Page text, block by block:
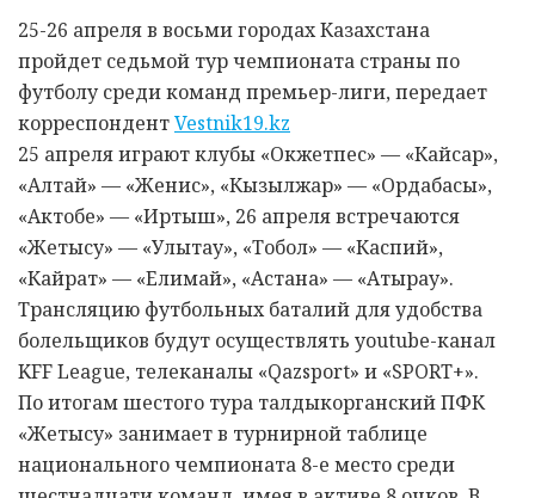
25-26 апреля в восьми городах Казахстана
пройдет седьмой тур чемпионата страны по
футболу среди команд премьер-лиги, передает
корреспондентVestnik19.kz
25 апреля играют клубы «Окжетпес» — «Кайсар»,
«Алтай» — «Женис», «Кызылжар» — «Ордабасы»,
«Актобе» — «Иртыш», 26 апреля встречаются
«Жетысу» — «Улытау», «Тобол» — «Каспий»,
«Кайрат» — «Елимай», «Астана» — «Атырау».
Трансляцию футбольных баталий для удобства
болельщиков будут осуществлять youtube-канал
KFF League, телеканалы «Qazsport» и «SPORT+».
По итогам шестого тура талдыкорганский ПФК
«Жетысу» занимает в турнирной таблице
национального чемпионата 8-е место среди